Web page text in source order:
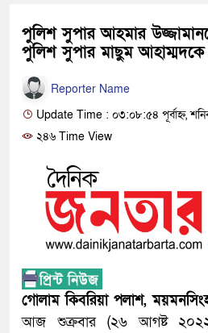
পুলিশ সুপার আহমার
পুলিশ সুপার মাছুম
Reporter Name
Update Time : ০৩:০৮:৫৪ পূর্বাহ্ন,
২৪৬ Time View
গোলাম কিবরিয়া পলাশ,
আজ শুক্রবার (২৬ আগষ্ট